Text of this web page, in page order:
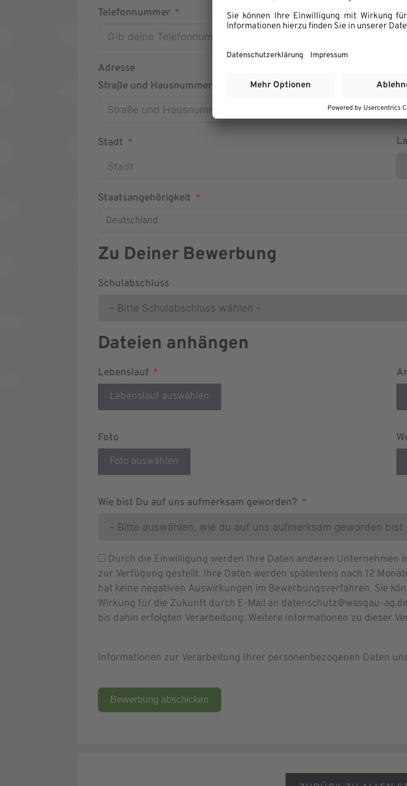
Telefonnummer
Adresse
Straße und Hausnummer
Stadt
Staatsangehörigkeit
Deutschland
Zu Deiner Bewerbung
Schulabschluss
Dateien anhängen
Lebenslauf
Lebenslauf auswählen
Foto
Foto auswählen
Wie bist Du auf uns aufmerksam geworden?
Durch die Einwilligung werden Ihre Daten anderen Unternehmen
zur Verfügung gestellt. Ihre Daten werden spätestens nach 12
hat keine negativen Auswirkungen im Bewerbungsverfahren. Sie
Wirkung für die Zukunft durch E-Mail an datenschutz@wasgau-
bis dahin erfolgten Verarbeitung. Weitere Informationen zu dieser
Informationen zur Verarbeitung Ihrer personenbezogenen Daten
Bewerbung abschicken